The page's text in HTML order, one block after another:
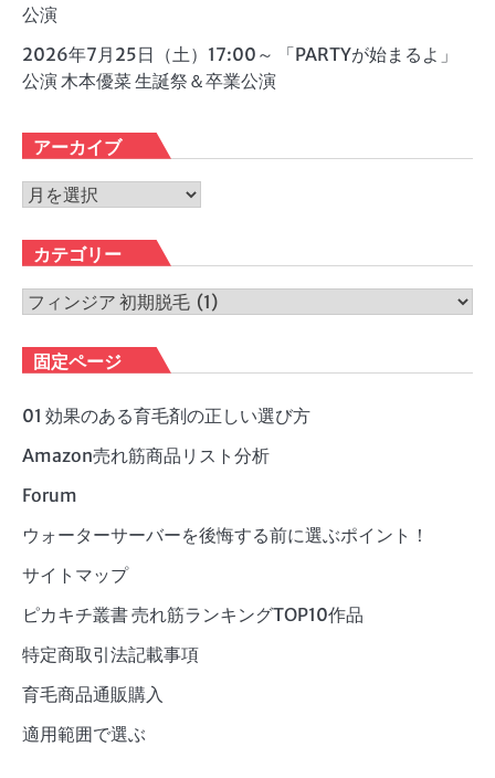
公演
2026年7月25日（土）17:00～ 「PARTYが始まるよ」
公演 木本優菜 生誕祭＆卒業公演
アーカイブ
ア
カ
イ
ブ
カテゴリー
カ
ゴ
リ
ー
固定ページ
01 効果のある育毛剤の正しい選び方
Amazon売れ筋商品リスト分析
Forum
ウォーターサーバーを後悔する前に選ぶポイント！
サイトマップ
ピカキチ叢書 売れ筋ランキングTOP10作品
特定商取引法記載事項
育毛商品通販購入
適用範囲で選ぶ